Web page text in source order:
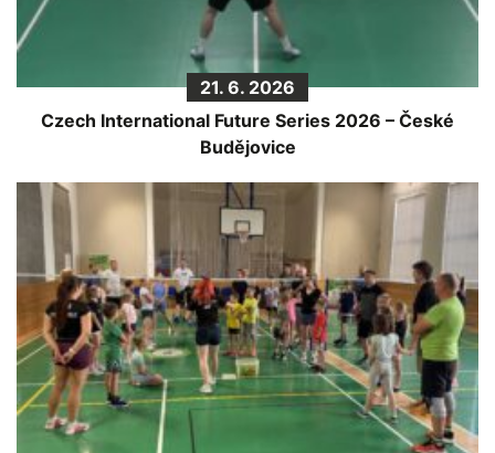
21. 6. 2026
Czech International Future Series 2026 – České
Budějovice